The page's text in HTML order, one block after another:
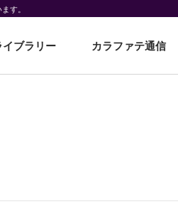
す。
イブラリー カラファテ通信